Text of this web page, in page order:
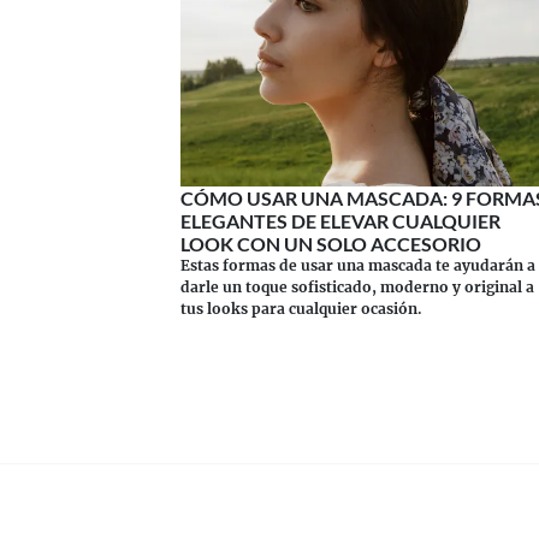
CÓMO USAR UNA MASCADA: 9
ELEGANTES DE ELEVAR CUALQUIER
LOOK CON UN SOLO ACCESORIO
Estas formas de usar una mascada te ayudarán a
darle un toque sofisticado, moderno y original a
tus looks para cualquier ocasión.